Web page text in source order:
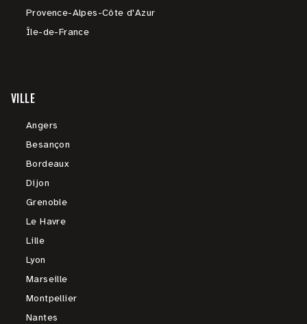
Provence-Alpes-Côte d'Azur
Île-de-France
VILLE
Angers
Besançon
Bordeaux
Dijon
Grenoble
Le Havre
Lille
Lyon
Marseille
Montpellier
Nantes